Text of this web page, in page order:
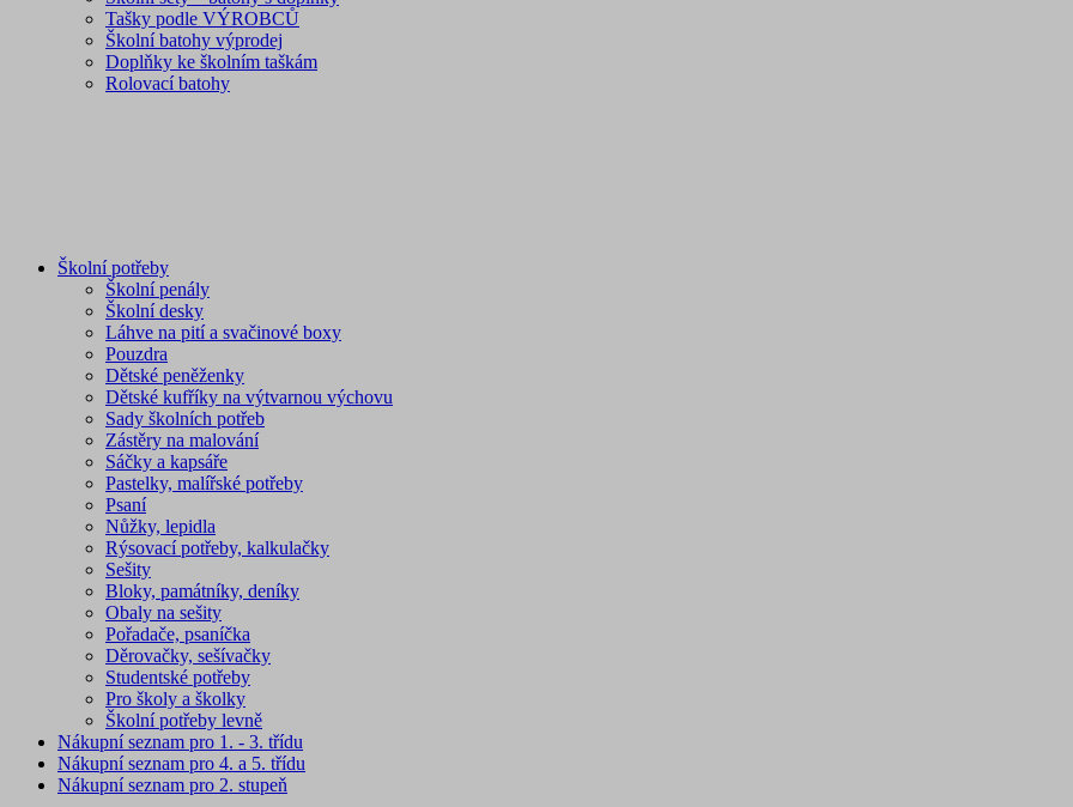
Tašky podle VÝROBCŮ
Školní batohy výprodej
Doplňky ke školním taškám
Rolovací batohy
Školní potřeby
Školní penály
Školní desky
Láhve na pití a svačinové boxy
Pouzdra
Dětské peněženky
Dětské kufříky na výtvarnou výchovu
Sady školních potřeb
Zástěry na malování
Sáčky a kapsáře
Pastelky, malířské potřeby
Psaní
Nůžky, lepidla
Rýsovací potřeby, kalkulačky
Sešity
Bloky, památníky, deníky
Obaly na sešity
Pořadače, psaníčka
Děrovačky, sešívačky
Studentské potřeby
Pro školy a školky
Školní potřeby levně
Nákupní seznam pro 1. - 3. třídu
Nákupní seznam pro 4. a 5. třídu
Nákupní seznam pro 2. stupeň